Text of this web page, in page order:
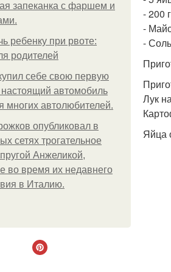
запеканка с фаршем и
ребенку при рвоте:
родителей
себе свою первую
автомобиль
многих автолюбителей.
опубликовал в
сетях трогательное
Анжеликой,
во время их недавнего
в Италию.
- 200
-
-
Лук
Яйца